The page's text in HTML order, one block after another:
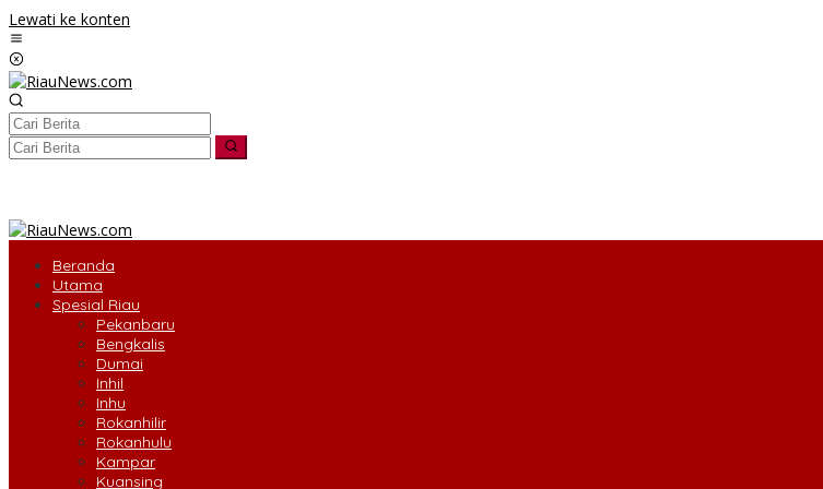
Lewati ke konten
Beranda
Utama
Spesial Riau
Pekanbaru
Bengkalis
Dumai
Inhil
Inhu
Rokanhilir
Rokanhulu
Kampar
Kuansing